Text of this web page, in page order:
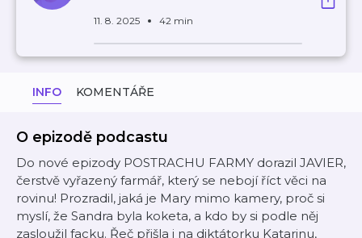
11. 8. 2025 42 min
INFO KOMENTÁŘE
O epizodě podcastu
Do nové epizody POSTRACHU FARMY dorazil JAVIER,
čerstvě vyřazený farmář, který se nebojí říct věci na
rovinu! Prozradil, jaká je Mary mimo kamery, proč si
myslí, že Sandra byla koketa, a kdo by si podle něj
zasloužil facku. Řeč přišla i na diktátorku Katarinu,